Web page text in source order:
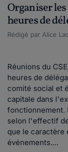
Organiser
heures de
Rédigé par Alice
Réunions du
heures de
comité social et
capitale dans
fonctionnement.
selon l'effectif
que le caractère
événements....